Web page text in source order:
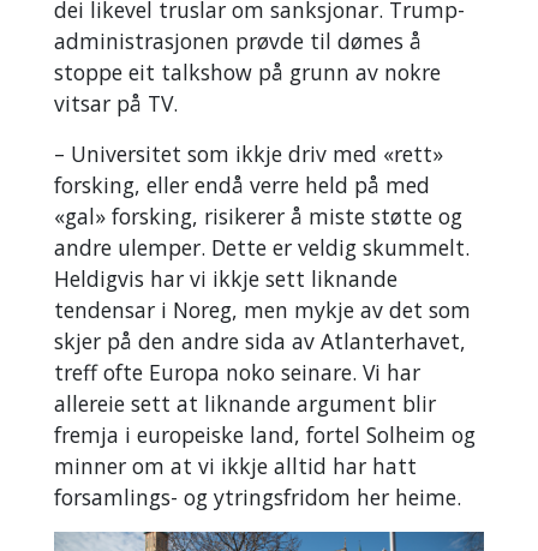
dei likevel truslar om sanksjonar. Trump-
administrasjonen prøvde til dømes å
stoppe eit talkshow på grunn av nokre
vitsar på TV.
– Universitet som ikkje driv med «rett»
forsking, eller endå verre held på med
«gal» forsking, risikerer å miste støtte og
andre ulemper. Dette er veldig skummelt.
Heldigvis har vi ikkje sett liknande
tendensar i Noreg, men mykje av det som
skjer på den andre sida av Atlanterhavet,
treff ofte Europa noko seinare. Vi har
allereie sett at liknande argument blir
fremja i europeiske land, fortel Solheim og
minner om at vi ikkje alltid har hatt
forsamlings- og ytringsfridom her heime.